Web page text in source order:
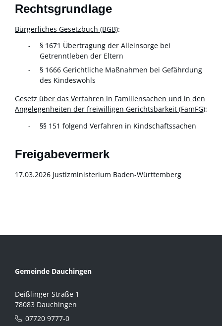
Rechtsgrundlage
Bürgerliches Gesetzbuch (BGB):
§ 1671 Übertragung der Alleinsorge bei
Getrenntleben der Eltern
§ 1666 Gerichtliche Maßnahmen bei Gefährdung
des Kindeswohls
Gesetz über das Verfahren in Familiensachen und in den
Angelegenheiten der freiwilligen Gerichtsbarkeit (FamFG):
§§ 151 folgend Verfahren in Kindschaftssachen
Freigabevermerk
17.03.2026 Justizministerium Baden-Württemberg
Gemeinde Dauchingen
Deißlinger Straße 1
78083 Dauchingen
07720 9777-0